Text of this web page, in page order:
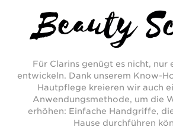
Für Clarins genügt es nicht, nur
entwickeln. Dank unserem Know-
Hautpflege kreieren wir auch
Anwendungsmethode, um die
erhöhen: Einfache Handgriffe,
Hause durchführen